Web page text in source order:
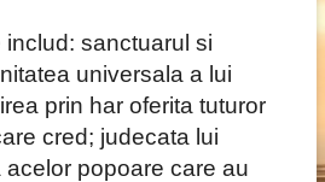
sanctuarul si
universala a lui
prin har oferita tuturor
cred; judecata lui
popoare care au